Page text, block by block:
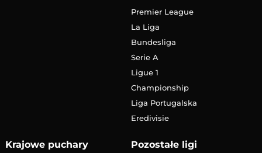
Premier League
La Liga
Bundesliga
Serie A
Ligue 1
Championship
Liga Portugalska
Eredivisie
Krajowe puchary Pozostałe ligi